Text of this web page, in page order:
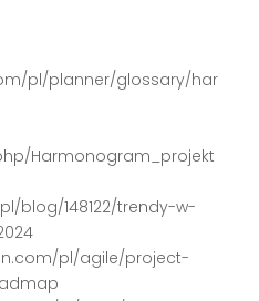
pl/planner/glossary/har
Harmonogram_projekt
blog/148122/trendy-w-
pl/agile/project-